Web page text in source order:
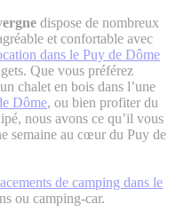
dispose de nombreux
et confortable avec
dans le Puy de Dôme
Que vous préférez
chalet en bois dans l’une
Dôme, ou bien profiter du
nous avons ce qu’il vous
semaine au cœur du Puy de
de camping dans le
ou camping-car.